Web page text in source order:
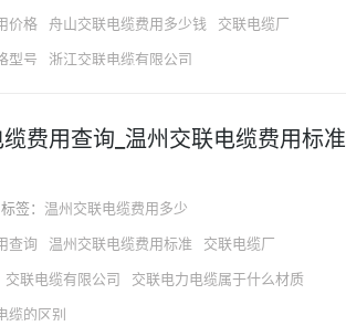
价格
舟山交联电缆费用多少钱
交联电缆厂
型号
浙江交联电缆有限公司
费用查询_温州交联电缆费用标准
标签： 温州交联电缆费用多少
查询
温州交联电缆费用标准
交联电缆厂
交联电缆有限公司
交联电力电缆属于什么材质
缆的区别